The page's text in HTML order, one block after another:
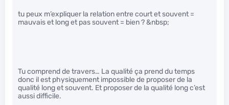
tu peux m’expliquer la relation entre court et souvent =
mauvais et long et pas souvent = bien ? &nbsp;
Tu comprend de travers… La qualité ça prend du temps
donc il est physiquement impossible de proposer de la
qualité long et souvent. Et proposer de la qualité long c’est
aussi difficile.